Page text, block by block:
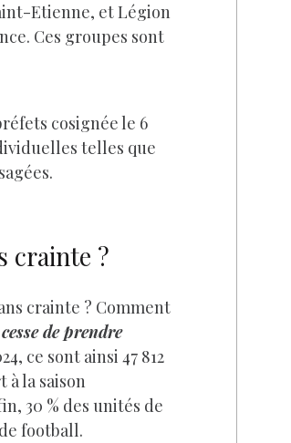
Etienne, et Légion
Ces groupes sont
cosignée le 6
telles que
crainte ?
crainte ? Comment
de prendre
ce sont ainsi 47 812
la saison
30 % des unités de
football.